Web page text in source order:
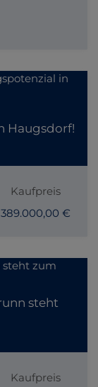
Haugsdorf!
Kaufpreis
389.000,00 €
steht
Kaufpreis